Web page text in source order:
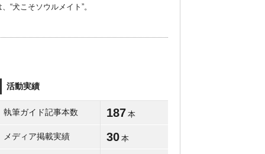
“犬こそソウルメイト”。
活動実績
執筆ガイド記事本数 187 本
メディア掲載実績 30 本